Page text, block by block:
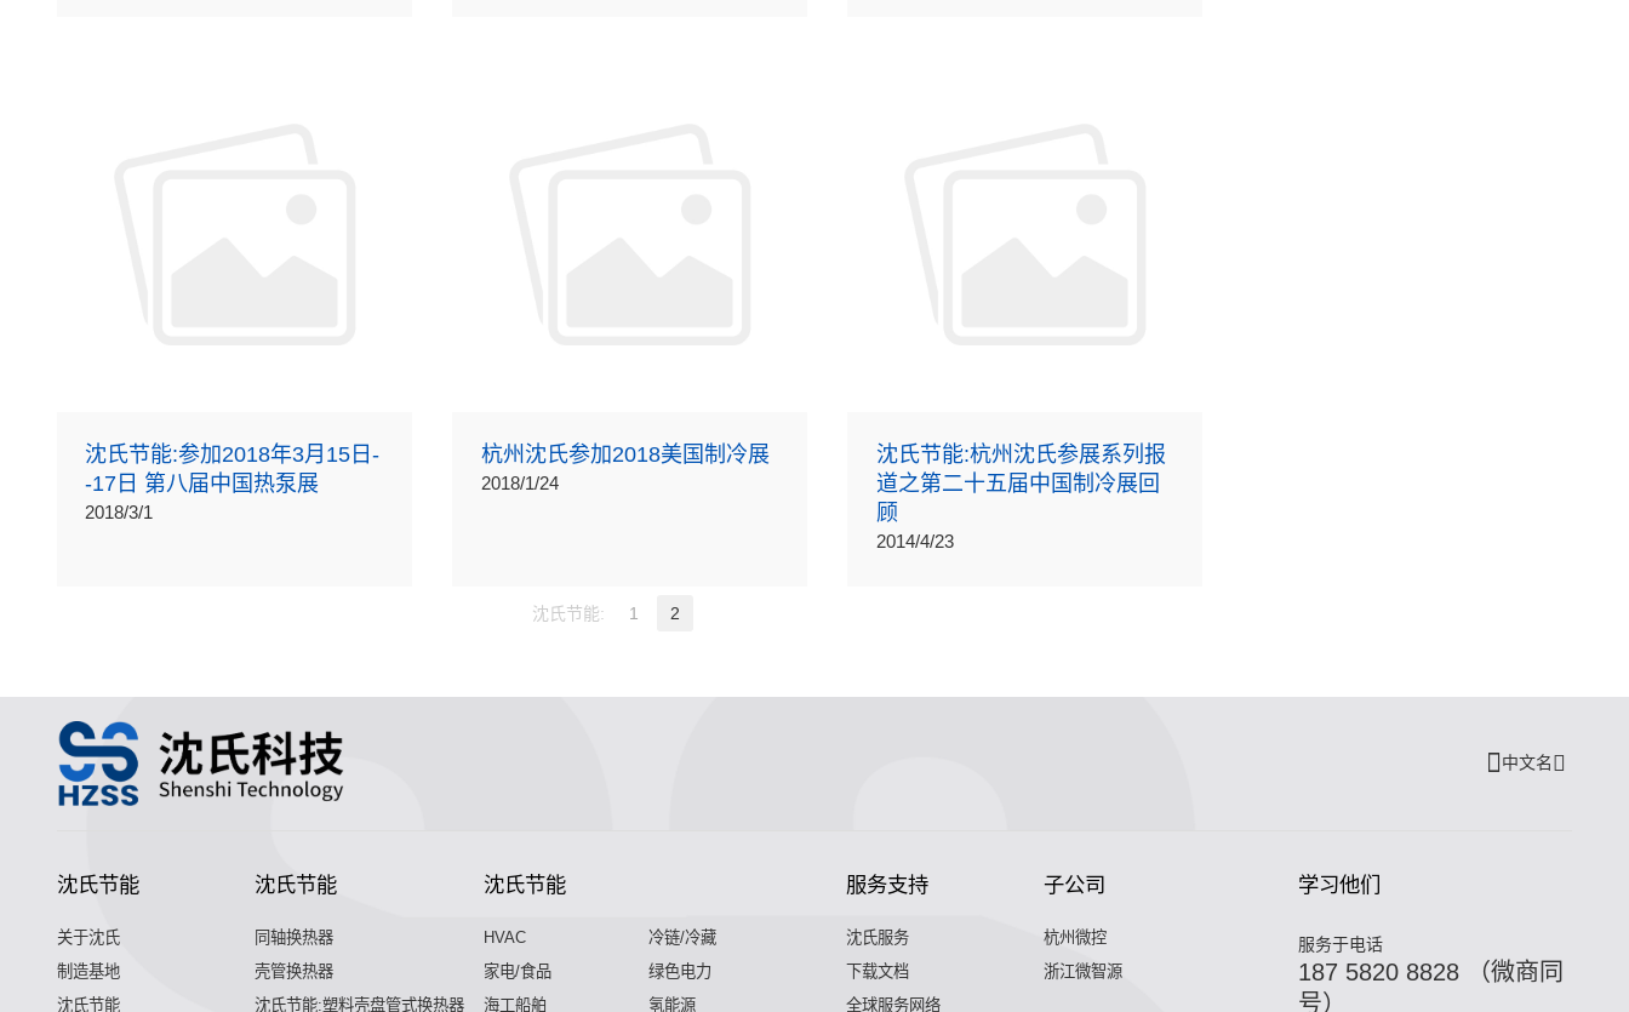
沈氏节能:参加2018年3月15日-
-17日 第八届中国热泵展
2018/3/1
杭州沈氏参加2018美国制冷展
2018/1/24
沈氏节能:杭州沈氏参展系列报
道之第二十五届中国制冷展回
顾
2014/4/23
沈氏节能: 1 2
中文名
沈氏节能
关于沈氏
制造基地
沈氏节能
沈氏节能
同轴换热器
壳管换热器
沈氏节能:塑料壳盘管式换热器
沈氏节能
HVAC
冷链/冷藏
家电/食品
绿色电力
海工船舶
氢能源
服务支持
沈氏服务
下载文档
全球服务网络
子公司
杭州微控
浙江微智源
学习他们
服务于电话
187 5820 8828 （微商同
号）